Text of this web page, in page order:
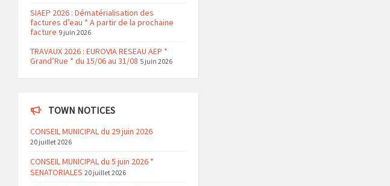
SIAEP 2026 : Dématérialisation des
factures d’eau * A partir de la prochaine
facture 9 juin 2026
TRAVAUX 2026 : EUROVIA RESEAU AEP *
Grand’Rue * du 15/06 au 31/08 5 juin 2026
TOWN NOTICES
CONSEIL MUNICIPAL du 29 juin 2026
20 juillet 2026
CONSEIL MUNICIPAL du 5 juin 2026 *
SENATORIALES 20 juillet 2026